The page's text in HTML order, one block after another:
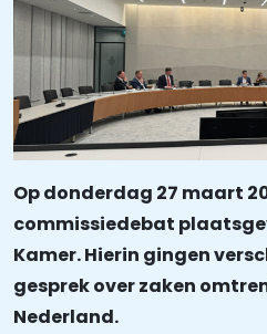
Op donderdag 27 maart
commissiedebat
Kamer. Hierin gingen
gesprek over zaken
Nederland.